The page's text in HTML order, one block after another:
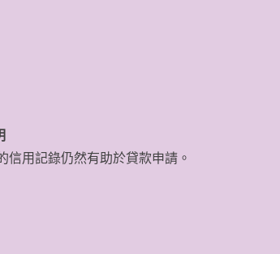
信用記錄仍然有助於貸款申請。